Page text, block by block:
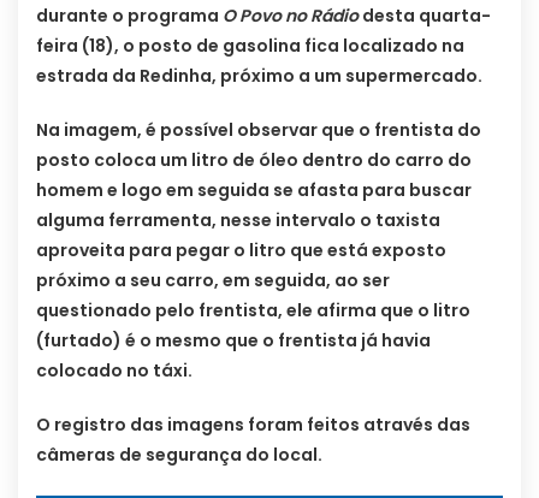
durante o programa O Povo no Rádiodesta quarta-
feira (18), o posto de gasolina fica localizado na
estrada da Redinha, próximo a um supermercado.
Na imagem, é possível observar que o frentista do
posto coloca um litro de óleo dentro do carro do
homem e logo em seguida se afasta para buscar
alguma ferramenta, nesse intervalo o taxista
aproveita para pegar o litro que está exposto
próximo a seu carro, em seguida, ao ser
questionado pelo frentista, ele afirma que o litro
(furtado) é o mesmo que o frentista já havia
colocado no táxi.
O registro das imagens foram feitos através das
câmeras de segurança do local.